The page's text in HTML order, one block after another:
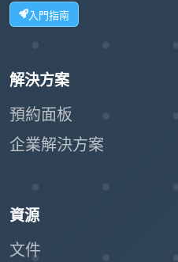
入門指南
解決方案
預約面板
企業解決方案
資源
文件